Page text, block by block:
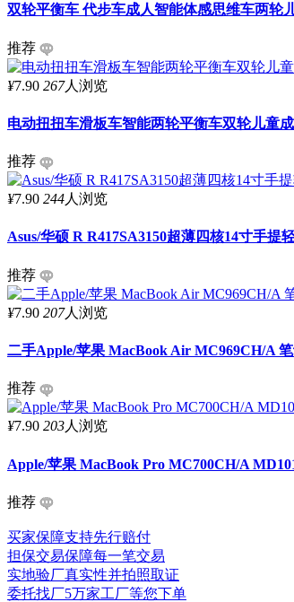
双轮平衡车 代步车成人智能体感思维车两轮
推荐
¥7.90 267人浏览
电动扭扭车滑板车智能两轮平衡车双轮儿童
推荐
¥7.90 244人浏览
Asus/华硕 R R417SA3150超薄四核14寸手提
推荐
¥7.90 207人浏览
二手Apple/苹果 MacBook Air MC969CH/A
推荐
¥7.90 203人浏览
Apple/苹果 MacBook Pro MC700CH/A
推荐
买家保障支持先行赔付
担保交易保障每一笔交易
实地验厂真实性并拍照取证
委托找厂5万家工厂等您下单